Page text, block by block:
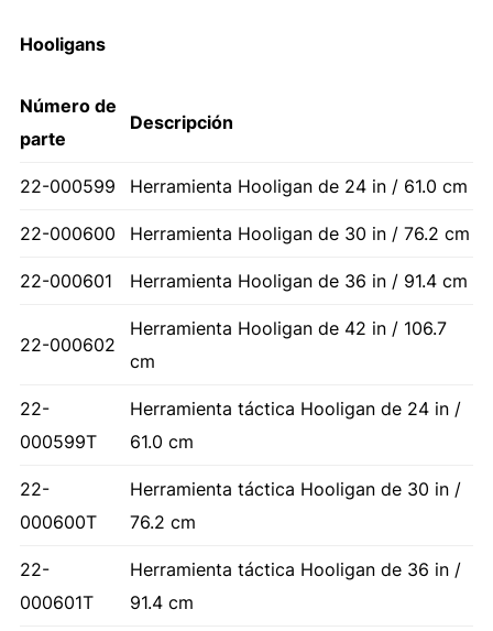
Hooligans
Número de
parte
Descripción
22-000599 Herramienta Hooligan de 24 in / 61.0 cm
22-000600 Herramienta Hooligan de 30 in / 76.2 cm
22-000601 Herramienta Hooligan de 36 in / 91.4 cm
22-000602
Herramienta Hooligan de 42 in / 106.7
cm
22-
000599T
Herramienta táctica Hooligan de 24 in /
61.0 cm
22-
000600T
Herramienta táctica Hooligan de 30 in /
76.2 cm
22-
000601T
Herramienta táctica Hooligan de 36 in /
91.4 cm